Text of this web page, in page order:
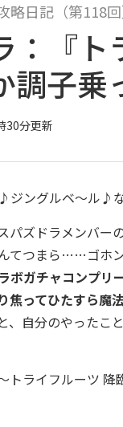
略日記（第118回
：『ト
調子乗
30分更新
ングルベ～ル♪な
パズドラメンバー
てつまら……ゴホ
ボガチャコンプリ
焦ってひたすら魔
、自分のやったこ
ライフルーツ 降